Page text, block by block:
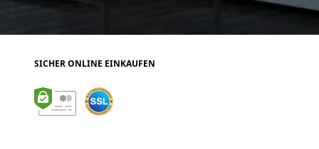
SICHER ONLINE EINKAUFEN